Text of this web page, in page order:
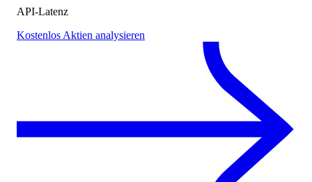
API-Latenz
Kostenlos Aktien analysieren